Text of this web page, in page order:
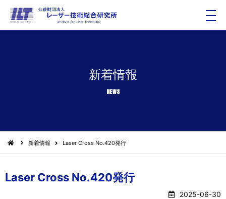
メ
ニ
ュ
新着情報
NEWS
新着情報 Laser Cross No.420発行
Laser Cross No.420発行
2025-06-30